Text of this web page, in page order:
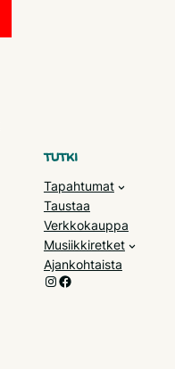
tutki
Tapahtumat
Taustaa
Verkkokauppa
Musiikkiretket
Ajankohtaista
Instagram Facebook